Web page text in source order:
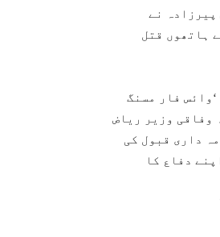
نے
ہاتھوں قتل
فار مسنگ
وفاقی وزیر ریاض
داری قبول کی
دفاع کا